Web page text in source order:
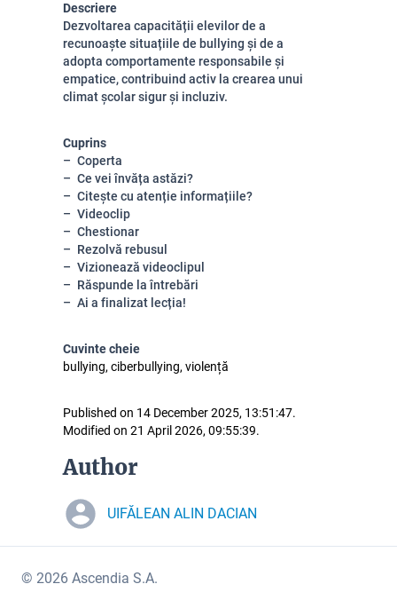
Descriere
Dezvoltarea capacității elevilor de a
recunoaște situațiile de bullying și de a
adopta comportamente responsabile și
empatice, contribuind activ la crearea unui
climat școlar sigur și incluziv.
Cuprins
Coperta
Ce vei învăța astăzi?
Citește cu atenție informațiile?
Videoclip
Chestionar
Rezolvă rebusul
Vizionează videoclipul
Răspunde la întrebări
Ai a finalizat lecția!
Cuvinte cheie
bullying, ciberbullying, violență
Published on 14 December 2025, 13:51:47.
Modified on 21 April 2026, 09:55:39.
Author
UIFĂLEAN ALIN DACIAN
© 2026 Ascendia S.A.